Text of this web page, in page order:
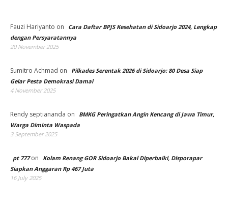
Fauzi Hariyanto on
Cara Daftar BPJS Kesehatan di Sidoarjo 2024, Lengkap
dengan Persyaratannya
20 November 2025
Sumitro Achmad on
Pilkades Serentak 2026 di Sidoarjo: 80 Desa Siap
Gelar Pesta Demokrasi Damai
4 November 2025
Rendy septiananda on
BMKG Peringatkan Angin Kencang di Jawa Timur,
Warga Diminta Waspada
3 September 2025
pt 777on
Kolam Renang GOR Sidoarjo Bakal Diperbaiki, Disporapar
Siapkan Anggaran Rp 467 Juta
16 July 2025